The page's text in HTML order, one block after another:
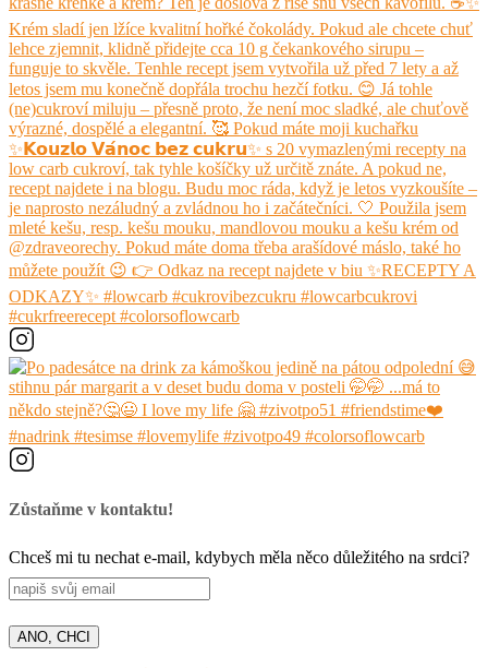
Zůstaňme v kontaktu!
Chceš mi tu nechat e-mail, kdybych měla něco důležitého na srdci?